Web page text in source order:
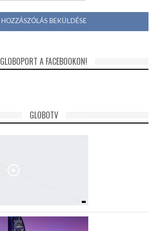
GLOBOPORT A FACEBOOKON!
GLOBOTV